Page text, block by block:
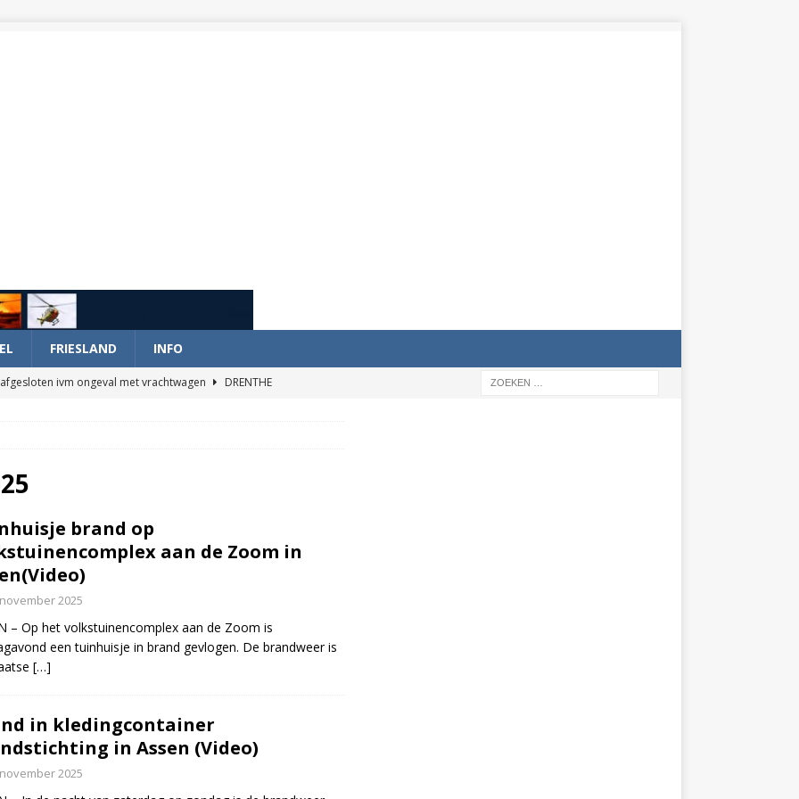
FRIESLAND INFO
ivm ongeval met vrachtwagen
DRENTHE
met mest van de weg door klapband N34 Odoorn(Video)
brand op
aan de Zoom in
2025
– Op het volkstuinencomplex aan de Zoom is
een tuinhuisje in brand gevlogen. De brandweer is
[…]
in kledingcontainer
in Assen (Video)
2025